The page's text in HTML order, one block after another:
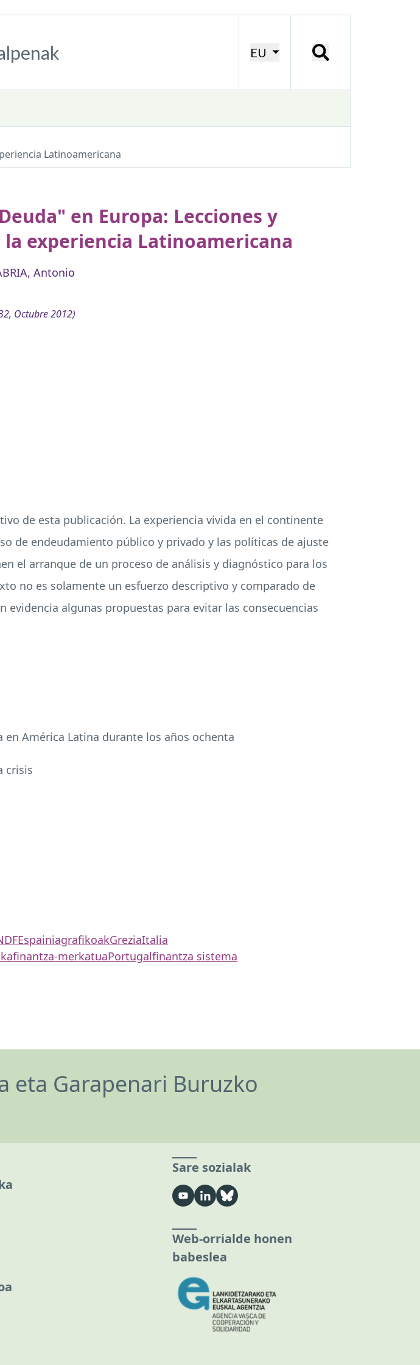
EU
Latinoamericana
en Europa: Lecciones y
experiencia Latinoamericana
Antonio
Octubre 2012)
de esta publicación. La experiencia vivida en el continente
de endeudamiento público y privado y las políticas de ajuste
el arranque de un proceso de análisis y diagnóstico para los
no es solamente un esfuerzo descriptivo y comparado de
algunas propuestas para evitar las consecuencias
América Latina durante los años ochenta
crisis
EspainiagrafikoakGreziaItalia
finantza-merkatuaPortugalfinantza sistema
eta Garapenari Buruzko
Sare sozialak
Web-orrialde honen
babeslea